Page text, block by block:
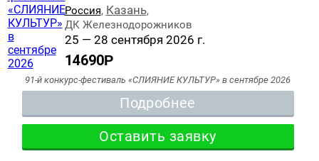
Россия, Казань,
ДК Железнодорожников
25 — 28 сентября 2026 г.
14690Р
91-й конкурс-фестиваль «СЛИЯНИЕ КУЛЬТУР» в сентябре 2026
Подробнее
Оставить заявку